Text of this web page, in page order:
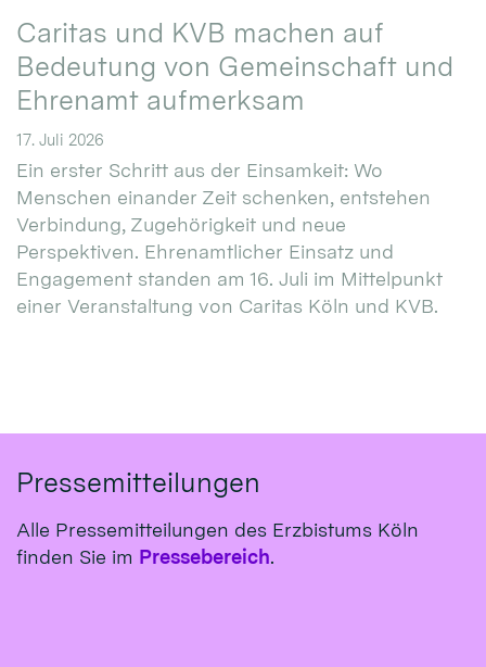
Caritas und KVB machen auf
Bedeutung von Gemeinschaft und
Ehrenamt aufmerksam
17. Juli 2026
Ein erster Schritt aus der Einsamkeit: Wo
Menschen einander Zeit schenken, entstehen
Verbindung, Zugehörigkeit und neue
Perspektiven. Ehrenamtlicher Einsatz und
Engagement standen am 16. Juli im Mittelpunkt
einer Veranstaltung von Caritas Köln und KVB.
Pressemitteilungen
Alle Pressemitteilungen des Erzbistums Köln
finden Sie im Pressebereich.